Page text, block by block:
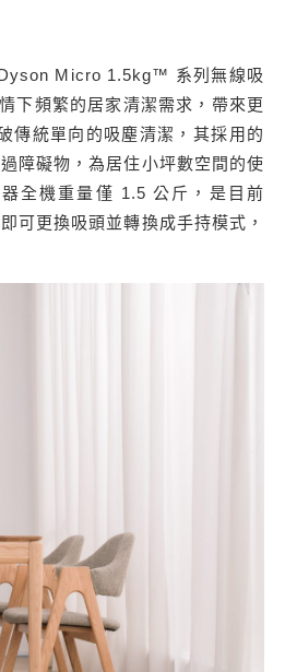
Micro 1.5kg™ 系列無線吸
下頻繁的居家清潔需求，帶來更
傳統單向的吸塵清潔，其採用的
障礙物，為居住小坪數空間的使
全機重量僅 1.5公斤，是目前
可更換吸頭並轉換成手持模式，